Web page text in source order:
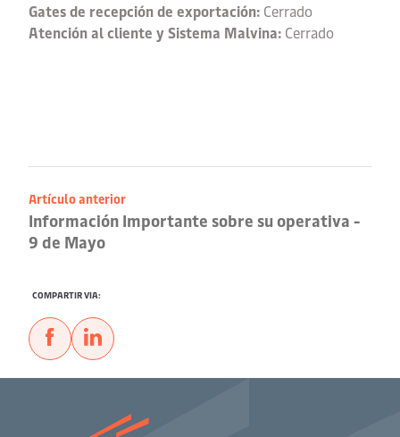
Gates de recepción de exportación: Cerrado
Atención al cliente y Sistema Malvina: Cerrado
Artículo anterior
Información Importante sobre su operativa -
9 de Mayo
COMPARTIR VIA: